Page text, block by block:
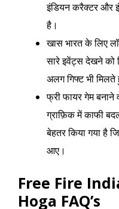
इंडियन करैक्टर और
है।
खास भारत के लिए
सारे इवेंट्स देखने
अलग गिफ्ट भी
फ्री फायर गेम
ग्राफ़िक में काफी
बेहतर किया गया है
आए।
Free Fire
Hoga FAQ’s